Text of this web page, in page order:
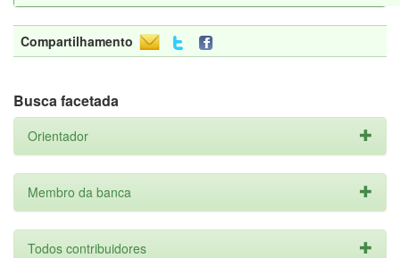
Compartilhamento
Busca facetada
Orientador
Membro da banca
Todos contribuidores